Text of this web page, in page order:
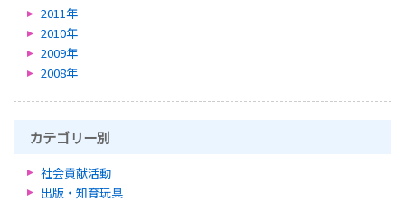
2011年
2010年
2009年
2008年
カテゴリー別
社会貢献活動
出版・知育玩具